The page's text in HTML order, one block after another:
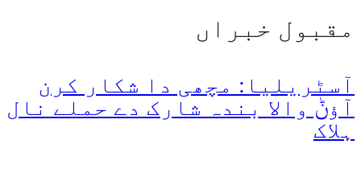
مقبول خبراں
آسٹریلیا: مچھی دا شکار کرن
آؤݨ والا بندہ شارک دے حملے نال
ہلاک